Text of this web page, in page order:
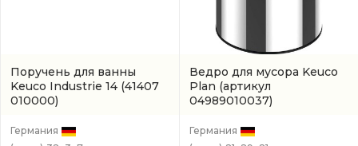
Поручень для ванны
Keuco Industrie 14 (41407
010000)
Германия
Ведро для мусора Keuco
Plan (артикул
04989010037)
Германия